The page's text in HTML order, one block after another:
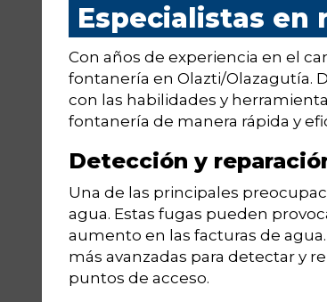
Especialistas en
Con años de experiencia en el
fontanería en Olazti/Olazagutía.
con las habilidades y
fontanería de manera rápida y
Detección y
Una de las principales
agua. Estas fugas pueden
aumento en las facturas de
más avanzadas para detectar y
puntos de acceso.